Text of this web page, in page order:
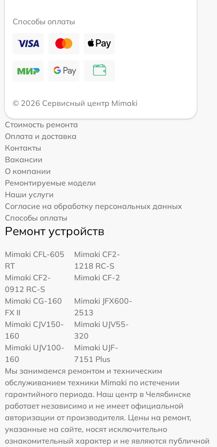
Способы оплаты
© 2026 Сервисный центр Mimaki
Стоимость ремонта
Оплата и доставка
Контакты
Вакансии
О компании
Ремонтируемые модели
Наши услуги
Согласие на обработку персональных данных
Способы оплаты
Ремонт устройств
Mimaki CFL-605
RT
Mimaki CF2-
1218 RC-S
Mimaki CF2-
0912 RC-S
Mimaki CF-2
Mimaki CG-160
FX II
Mimaki JFX600-
2513
Mimaki СJV150-
160
Mimaki UJV55-
320
Mimaki UJV100-
160
Mimaki UJF-
7151 Plus
Мы занимаемся ремонтом и техническим
обслуживанием техники Mimaki по истечении
гарантийного периода. Наш центр в Челябинске
работает независимо и не имеет официальной
авторизации от производителя. Цены на ремонт,
указанные на сайте, носят исключительно
ознакомительный характер и не являются публичной